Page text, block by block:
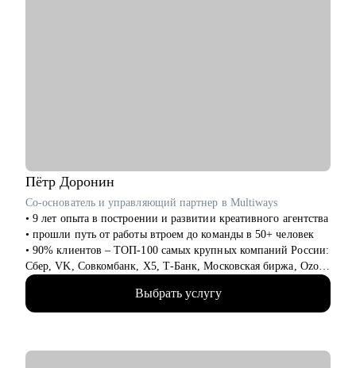
Пётр Доронин
Со-основатель и управляющий партнер в Multiways
• 9 лет опыта в построении и развитии креативного агентства
• прошли путь от работы втроем до команды в 50+ человек
• 90% клиентов – ТОП-100 самых крупных компаний России:
Сбер, VK, Совкомбанк, X5, Т-Банк, Московская биржа, Ozon,
Лемана ПРО, inDrive и тд.
• реализуем несколько сотен проектов в год, которые решают
задачи клиентов и берут призовые места на фестивалях
Выбрать услугу